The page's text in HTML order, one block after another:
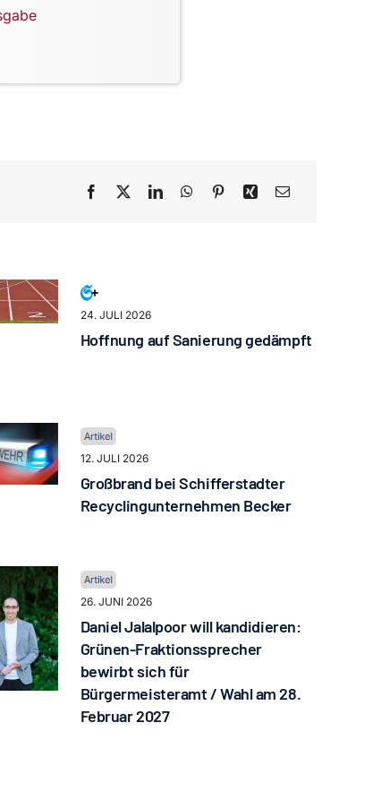
24. JULI 2026
Hoffnung auf Sanierung gedämpft
12. JULI 2026
Großbrand bei Schifferstadter
Recyclingunternehmen Becker
26. JUNI 2026
Daniel Jalalpoor will kandidieren:
Grünen-Fraktionssprecher
bewirbt sich für
Bürgermeisteramt / Wahl am 28.
Februar 2027